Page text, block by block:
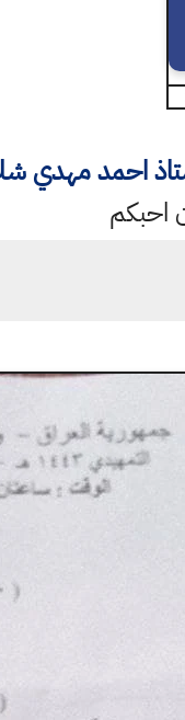
احمد مهدي
احبكم